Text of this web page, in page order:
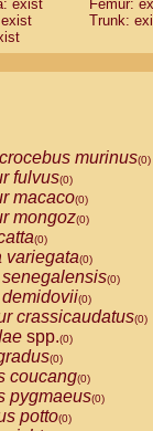
weddelli
spp.
(0)
(0)
(0)
(0)
(0)
(0)
(0)
(0)
(0)
(0)
(0)
(0)
cana
calvus
exist
Femur:
Trunk:
murinus(0)
fulvus(0)
macaco(0)
mongoz(0)
(0)
variegata(0)
(0)
(0)
crassicaudatus(0)
spp.(0)
(0)
coucang(0)
pygmaeus(0)
potto(0)